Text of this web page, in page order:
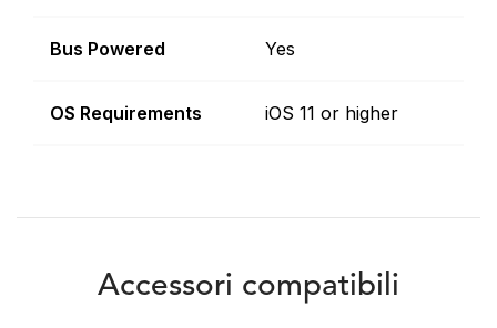
Bus Powered Yes
OS Requirements iOS 11 or higher
Accessori compatibili